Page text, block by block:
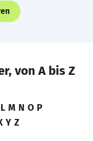
von A bis Z
L M N O P
Y Z